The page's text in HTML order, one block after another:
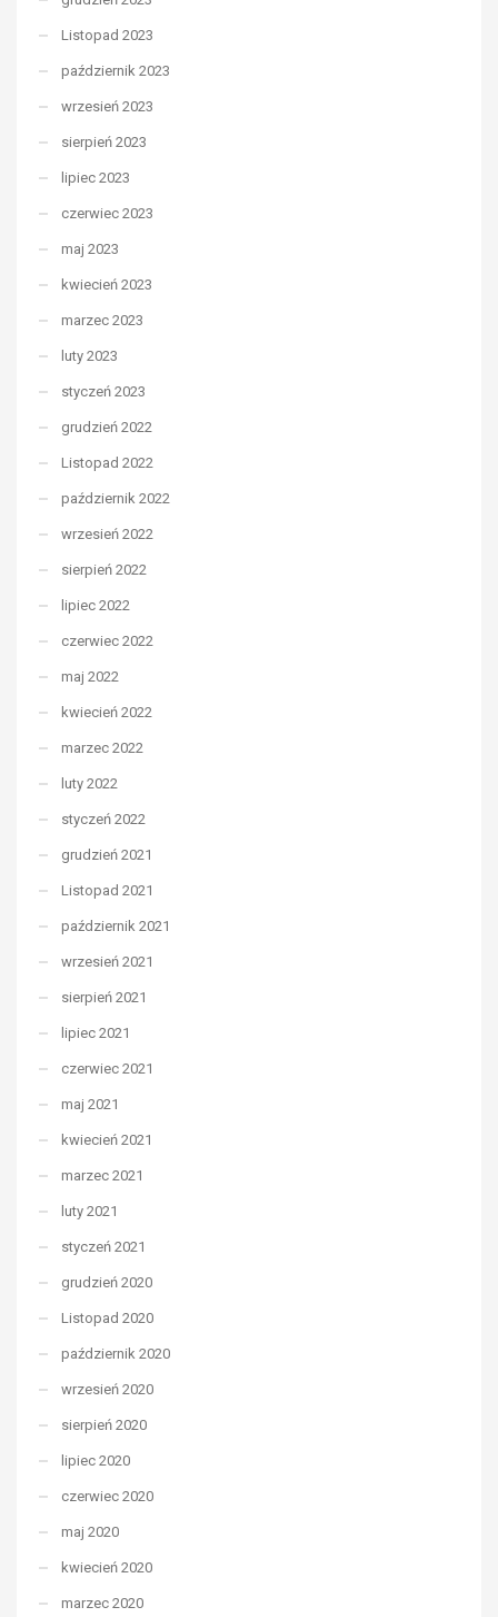
Listopad 2023
październik 2023
wrzesień 2023
sierpień 2023
lipiec 2023
czerwiec 2023
maj 2023
kwiecień 2023
marzec 2023
luty 2023
styczeń 2023
grudzień 2022
Listopad 2022
październik 2022
wrzesień 2022
sierpień 2022
lipiec 2022
czerwiec 2022
maj 2022
kwiecień 2022
marzec 2022
luty 2022
styczeń 2022
grudzień 2021
Listopad 2021
październik 2021
wrzesień 2021
sierpień 2021
lipiec 2021
czerwiec 2021
maj 2021
kwiecień 2021
marzec 2021
luty 2021
styczeń 2021
grudzień 2020
Listopad 2020
październik 2020
wrzesień 2020
sierpień 2020
lipiec 2020
czerwiec 2020
maj 2020
kwiecień 2020
marzec 2020